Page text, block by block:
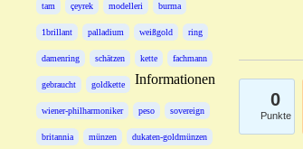
tam çeyrek modelleri burma
1brillant palladium weißgold ring
damenring schätzen kette fachmann
gebraucht goldkette
wiener-philharmoniker peso sovereign
britannia münzen dukaten-goldmünzen
Informationen
0
Punkte